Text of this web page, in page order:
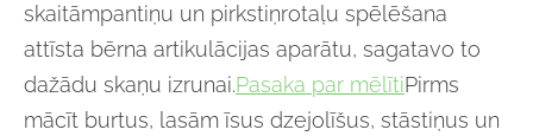
skaitāmpantiņu un pirkstiņrotaļu spēlēšana
attīsta bērna artikulācijas aparātu, sagatavo to
dažādu skaņu izrunai.Pasaka par mēlītiPirms
mācīt burtus, lasām īsus dzejolīšus, stāstiņus un